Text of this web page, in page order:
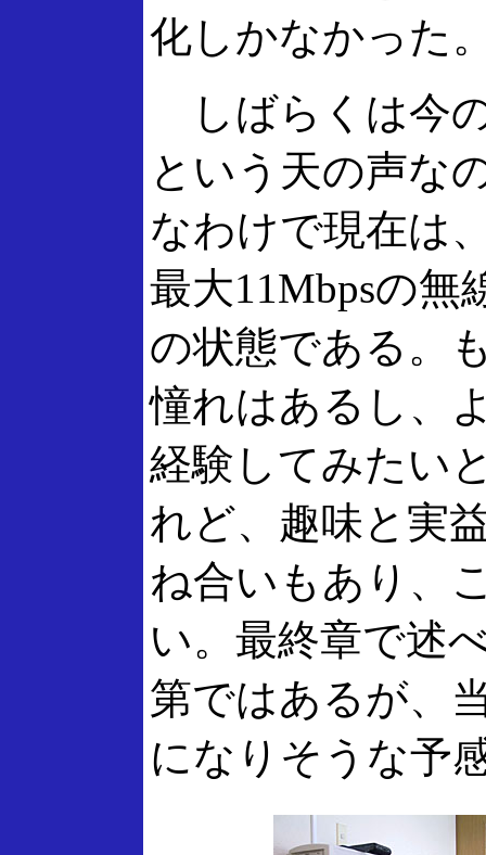
化しかなかった
しばらくは今
という天の声な
なわけで現在は
最大11Mbpsの
の状態である。
憧れはあるし、
経験してみたい
れど、趣味と実
ね合いもあり、
い。最終章で述
第ではあるが、
になりそうな予